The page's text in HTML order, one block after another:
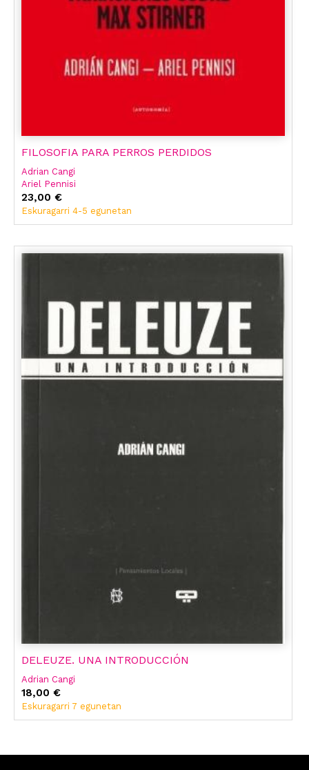
FILOSOFIA PARA PERROS PERDIDOS
Adrian Cangi
Ariel Pennisi
23,00 €
Eskuragarri 4-5 egunetan
DELEUZE. UNA INTRODUCCIÓN
Adrian Cangi
18,00 €
Eskuragarri 7 egunetan